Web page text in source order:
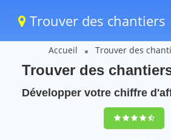
Trouver des chantiers
Accueil Trouver des
Trouver des
Développer votre chiffre